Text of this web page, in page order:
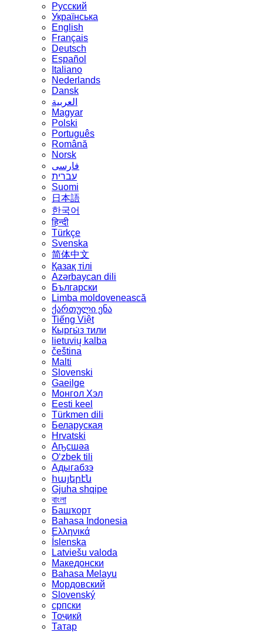
Русский
Українська
English
Français
Deutsch
Español
Italiano
Nederlands
Dansk
العربية
Magyar
Polski
Português
Română
Norsk
فارسی
עברית
Suomi
日本語
한국어
हिन्दी
Türkçe
Svenska
简体中文
Қазақ тілі
Azərbaycan dili
Български
Limba moldovenească
ქართული ენა
Tiếng Việt
Кыргы́з тили
lietuvių kalba
čeština
Malti
Slovenski
Gaeilge
Монгол Хэл
Eesti keel
Türkmen dili
Беларуская
Hrvatski
Аҧсшәа
Oʻzbek tili
Адыгабзэ
հայերէն
Gjuha shqipe
বাংলা
Башҡорт
Bahasa Indonesia
Ελληνικά
Íslenska
Latviešu valoda
Македонски
Bahasa Melayu
Мордовский
Slovenský
српски
Тоҷикӣ
Татар